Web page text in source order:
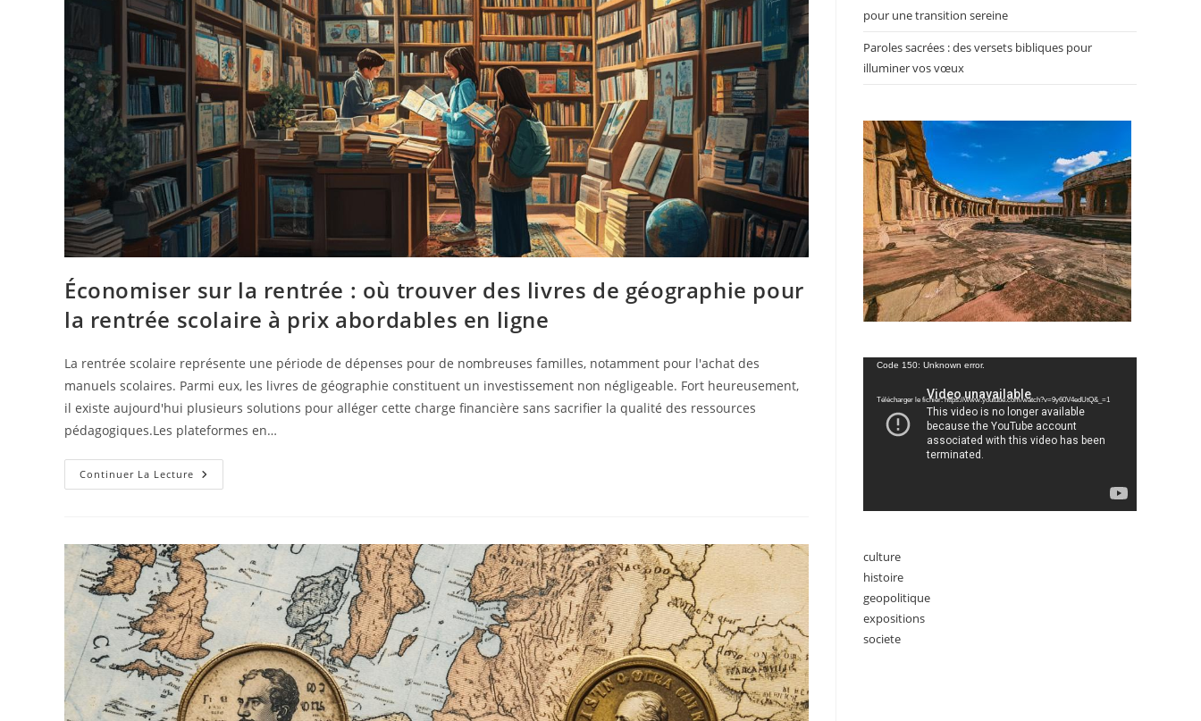
Économiser sur la rentrée : où trouver des livres de géographie pour
la rentrée scolaire à prix abordables en ligne
La rentrée scolaire représente une période de dépenses pour de nombreuses familles, notamment pour l'achat des
manuels scolaires. Parmi eux, les livres de géographie constituent un investissement non négligeable. Fort heureusement,
il existe aujourd'hui plusieurs solutions pour alléger cette charge financière sans sacrifier la qualité des ressources
pédagogiques.Les plateformes en…
Continuer La Lecture Économiser
Sur
Trouver
Des
Livres
De
Géographie
Pour
La
Rentrée
Scolaire
À
Prix
Abordables
En
Ligne
pour une transition sereine
Paroles sacrées : des versets bibliques pour
illuminer vos vœux
Lecteur
Code 150: Unknown error.
Télécharger le fichier: https://www.youtube.com/watch?v=9y60V4edUtQ&_=1
culture
histoire
geopolitique
expositions
societe